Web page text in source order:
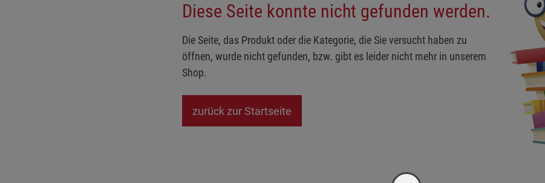
Diese Seite konnte nicht gefunden werden.
Die Seite, das Produkt oder die Kategorie, die Sie versucht haben zu
öffnen, wurde nicht gefunden, bzw. gibt es leider nicht mehr in unserem
Shop.
zurück zur Startseite